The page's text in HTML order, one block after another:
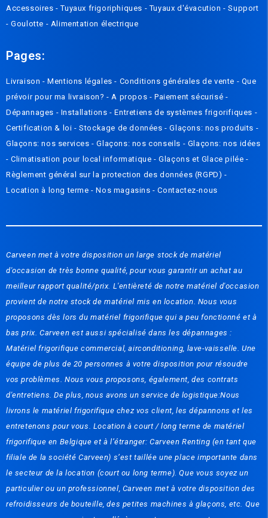
Accessoires-Tuyaux frigoriphiques -Tuyaux d'évacution-Support
-Goulotte - Alimentation électrique
Pages:
Livraison -Mentions légales- Conditions générales de vente - Que
prévoir pour ma livraison? - A propos -Paiement sécurisé -
Dépannages - Installations-Entretiens de systèmes frigorifiques -
Certification & loi -Stockage de données-Glaçons: nos produits -
Glaçons: nos services-Glaçons: nos conseils - Glaçons: nos idées
-Climatisation pour local informatique-Glaçons et Glace pilée-
Règlement général sur la protection des données (RGPD)-
Location à long terme -Nos magasins-Contactez-nous
Carveen met à votre disposition un large stock de matériel
d'occasion de très bonne qualité, pour vous garantir un achat au
meilleur rapport qualité/prix. L'entièreté de notre matériel d'occasion
provient de notre stock de matériel mis en location. Nous vous
proposons dès lors du matériel frigorifique qui a peu fonctionné et à
bas prix. Carveen est aussi spécialisé dans les dépannages :
Matériel frigorifique commercial, airconditioning, lave-vaisselle. Une
équipe de plus de 20 personnes à votre disposition pour résoudre
vos problèmes. Nous vous proposons, également, des contrats
d'entretiens. De plus, nous avons un service de logistique:Nous
livrons le matériel frigorifique chez vos client, les dépannons et les
entretenons pour vous. Location à court / long terme de matériel
frigorifique en Belgique et à l’étranger: Carveen Renting (en tant que
filiale de la société Carveen) s’est taillée une place importante dans
le secteur de la location (court ou long terme). Que vous soyez un
particulier ou un professionnel, Carveen met à votre disposition des
refroidisseurs de bouteille, des petites machines à glaçons, etc. Que